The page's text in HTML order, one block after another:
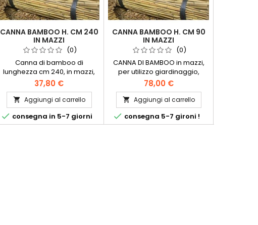
CANNA BAMBOO H. CM 240
IN MAZZI
(0)
Canna di bamboo di
lunghezza cm 240, in mazzi,
disponibile in vari diametri per
utilizzo agricoltura,
giardinaggio, obbistica,
recinzioni. Disponibili diametro
millimetri: 18/20 mazzo da 100
canne22/24 mazzo da 50
37,80 €
 Aggiungi al carrello
 consegna in 5-7 giorni
CANNA BAMBOO H. CM 90
IN MAZZI
(0)
CANNA DI BAMBOO in mazzi,
per utilizzo giardinaggio,
agricoltura, ecc. disponibile
nelle misure: diametro mm
8/10 mazzo da 500 canne
78,00 €
 Aggiungi al carrello
 consegna 5-7 gironi !